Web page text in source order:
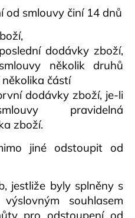
od smlouvy činí 14 dnů
dodávky zboží,
několik druhů
částí
dodávky zboží, je-li
pravidelná
zboží.
jiné odstoupit od
jestliže byly splněny s
souhlasem
pro odstoupení od